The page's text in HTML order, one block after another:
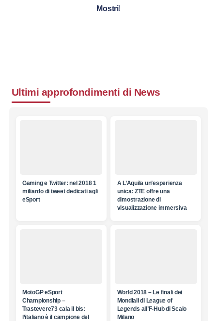
Mostri!
Ultimi approfondimenti di News
Gaming e Twitter: nel 2018 1
miliardo di tweet dedicati agli
eSport
A L’Aquila un’esperienza
unica: ZTE offre una
dimostrazione di
visualizzazione immersiva
MotoGP eSport
Championship –
Trastevere73 cala il bis:
l’italiano è il campione del
World 2018 – Le finali dei
Mondiali di League of
Legends all’F-Hub di Scalo
Milano